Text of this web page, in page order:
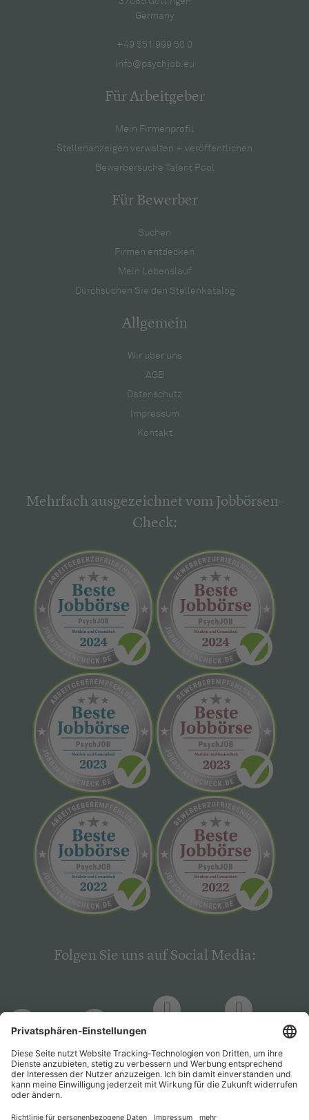
Germany
+49 551 999 50 0
info@psychjob.eu
Für Arbeitgeber
Mein Firmenprofil
Stellenanzeigen verwalten + veröffentlichen
Bewerbersuche Talent Pool
Für Bewerber
Suchen
Firmen entdecken
Mein Lebenslauf
Durchsuchen Sie den Stellenkatalog
Allgemein
Wir über uns
AGB
Datenschutz
Impressum
Kontakt
Mehrfach ausgezeichnet vom Jobbörsen-
Check:
Folgen Sie uns auf Social Media:
PsychJOB PsychJOB
Hogrefe
Verlag
Hogrefe
Verlag